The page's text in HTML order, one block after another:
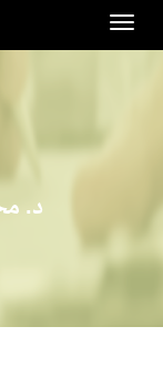
Toggle
navigation
د.